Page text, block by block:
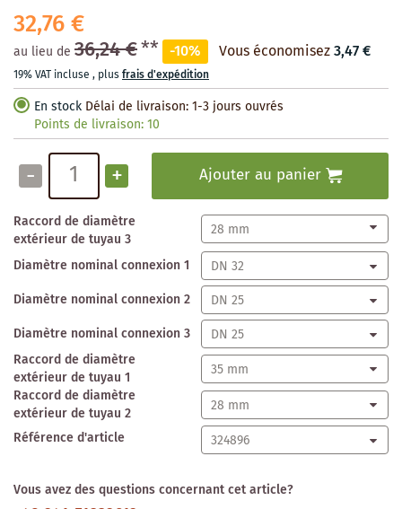
32,76 €
au lieu de 36,24 €** -10% Vous économisez3,47 €
19% VAT incluse , plusfrais d'expédition
En stock Délai de livraison: 1-3 jours ouvrés
Points de livraison:10
- + Ajouter au panier
Raccord de diamètre
extérieur de tuyau 3
Diamètre nominal connexion 1
Diamètre nominal connexion 2
Diamètre nominal connexion 3
Raccord de diamètre
extérieur de tuyau 1
Raccord de diamètre
extérieur de tuyau 2
Référence d'article
Vous avez des questions concernant cet article?